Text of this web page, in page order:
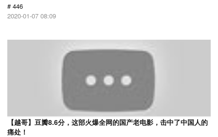
# 446
2020-01-07 08:09
【越哥】豆瓣8.6分，这部火爆全网的国产老电影，击中了中国人的
痛处！